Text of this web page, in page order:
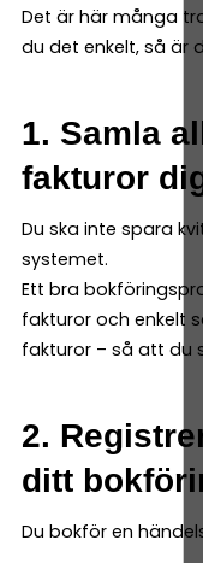
Det är här många
du det enkelt, så är
1. Samla
fakturor
Du ska inte spara
systemet.
Ett bra
fakturor och enkelt
fakturor – så att du
2.
ditt
Du bokför en